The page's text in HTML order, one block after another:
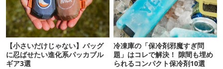
【小さいだけじゃない】バッグ
に忍ばせたい進化系パッカブル
ギア3選
冷凍庫の「保冷剤邪魔すぎ問
題」はコレで解決！ 隙間も埋め
られるコンパクト保冷剤10選